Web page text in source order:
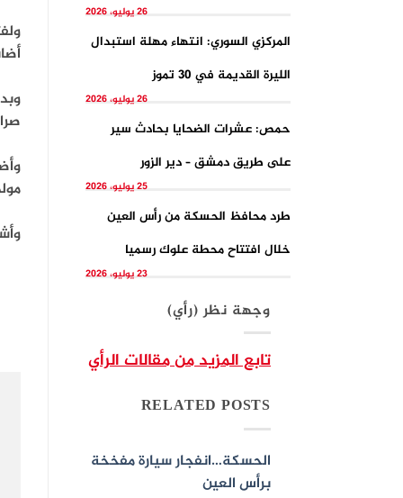
26 يوليو، 2026
المركزي السوري: انتهاء مهلة استبدال
الليرة القديمة في 30 تموز
26 يوليو، 2026
حمص: عشرات الضحايا بحادث سير
على طريق دمشق – دير الزور
25 يوليو، 2026
طرد محافظ الحسكة من رأس العين
خلال افتتاح محطة علوك رسميا
23 يوليو، 2026
وجهة نظر (رأي)
تابع المزيد من مقالات الرأي
RELATED POSTS
الحسكة…انفجار سيارة مفخخة
برأس العين